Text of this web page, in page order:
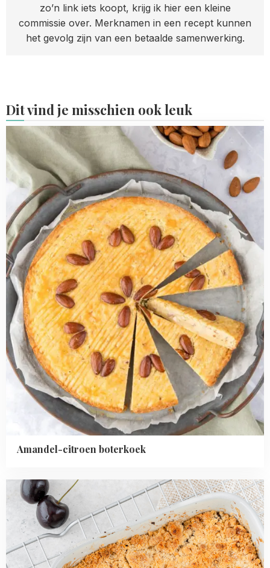
zo’n link iets koopt, krijg ik hier een kleine
commissie over. Merknamen in een recept kunnen
het gevolg zijn van een betaalde samenwerking.
Dit vind je misschien ook leuk
Amandel-citroen boterkoek
Read
more
about
Amandel-
citroen
boterkoek
Read
more
about
Kersen
crumble